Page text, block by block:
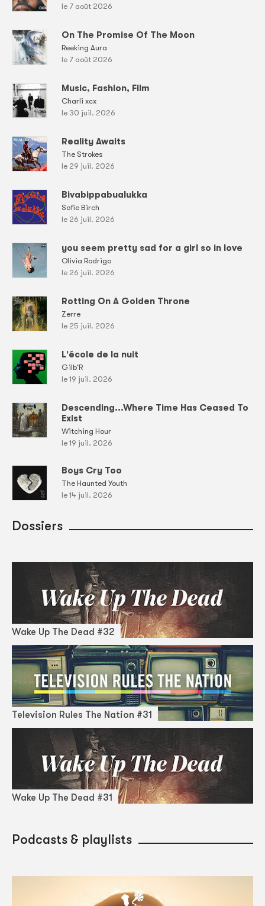
le 7 août 2026
On The Promise Of The Moon
Reeking Aura
le 7 août 2026
Music, Fashion, Film
Charli xcx
le 30 juil. 2026
Reality Awaits
The Strokes
le 29 juil. 2026
Bivabippabualukka
Sofie Birch
le 26 juil. 2026
you seem pretty sad for a girl so in love
Olivia Rodrigo
le 26 juil. 2026
Rotting On A Golden Throne
Zerre
le 25 juil. 2026
L'école de la nuit
Gilb'R
le 19 juil. 2026
Descending...Where Time Has Ceased To
Exist
Witching Hour
le 19 juil. 2026
Boys Cry Too
The Haunted Youth
le 14 juil. 2026
Dossiers
Wake Up The Dead #32
Television Rules The Nation #31
Wake Up The Dead #31
Podcasts & playlists